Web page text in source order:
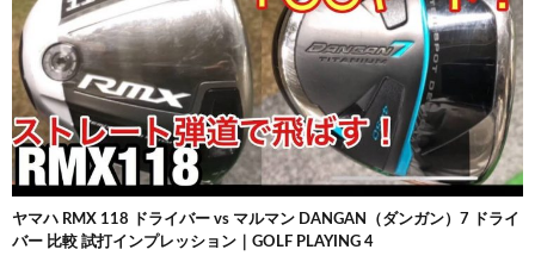
ヤマハ RMX 118 ドライバー vs マルマン DANGAN（ダンガン）7 ドライ
バー 比較 試打インプレッション｜GOLF PLAYING 4